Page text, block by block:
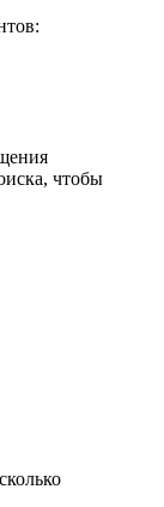
чтобы